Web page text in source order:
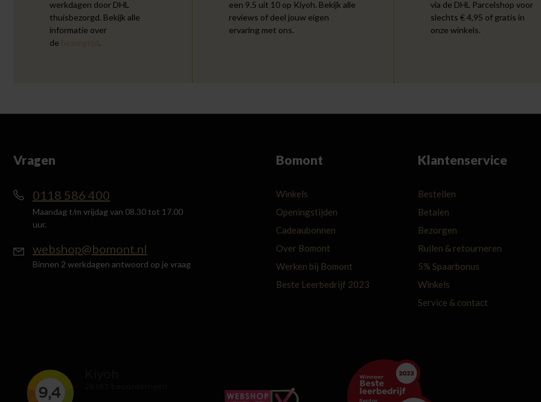
werkdagen door DHL
thuisbezorgd. Bekijk alle
informatie over
de bezorgtijd.
een 9.5 uit 10 op Kiyoh. Bekijk alle
reviews of deel jouw eigen
ervaring met ons.
via de DHL Parcelshop voor
slechts € 4,95 of gratis in
onze winkels.
Vragen
0118 586 400
Maandag t/m vrijdag van 08.30 tot 17.00
uur.
webshop@bomont.nl
Binnen 2 werkdagen antwoord op je vraag
Bomont
Winkels
Openingstijden
Cadeaubonnen
Over Bomont
Werken bij Bomont
Beste Leerbedrijf 2023
Klantenservice
Bestellen
Betalen
Bezorgen
Ruilen & retourneren
5% Spaarbonus
Winkels
Service & contact